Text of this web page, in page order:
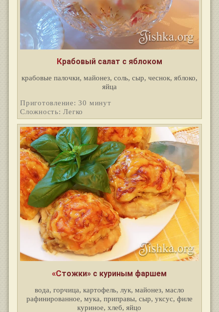
Крабовый салат с яблоком
крабовые палочки, майонез, соль, сыр, чеснок, яблоко,
яйца
Приготовление: 30 минут
Сложность: Легко
«Стожки» с куриным фаршем
вода, горчица, картофель, лук, майонез, масло
рафинированное, мука, приправы, сыр, уксус, филе
куриное, хлеб, яйцо